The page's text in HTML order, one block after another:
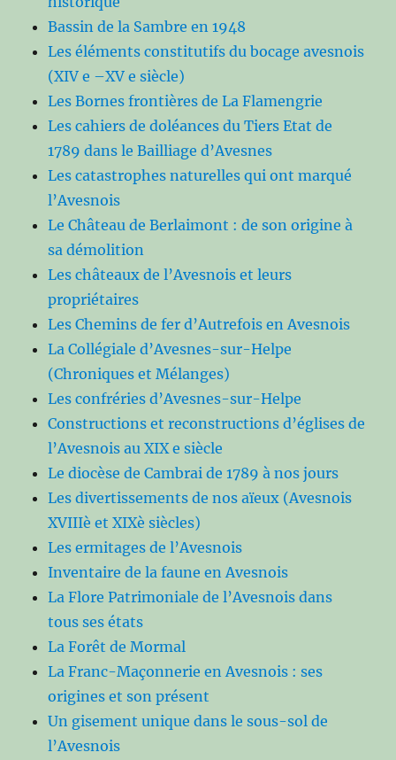
Bassin de la Sambre en 1948
Les éléments constitutifs du bocage avesnois
(XIV e –XV e siècle)
Les Bornes frontières de La Flamengrie
Les cahiers de doléances du Tiers Etat de
1789 dans le Bailliage d’Avesnes
Les catastrophes naturelles qui ont marqué
l’Avesnois
Le Château de Berlaimont : de son origine à
sa démolition
Les châteaux de l’Avesnois et leurs
propriétaires
Les Chemins de fer d’Autrefois en Avesnois
La Collégiale d’Avesnes-sur-Helpe
(Chroniques et Mélanges)
Les confréries d’Avesnes-sur-Helpe
Constructions et reconstructions d’églises de
l’Avesnois au XIX e siècle
Le diocèse de Cambrai de 1789 à nos jours
Les divertissements de nos aïeux (Avesnois
XVIIIè et XIXè siècles)
Les ermitages de l’Avesnois
Inventaire de la faune en Avesnois
La Flore Patrimoniale de l’Avesnois dans
tous ses états
La Forêt de Mormal
La Franc-Maçonnerie en Avesnois : ses
origines et son présent
Un gisement unique dans le sous-sol de
l’Avesnois